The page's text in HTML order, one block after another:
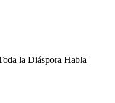
la Diáspora Habla |